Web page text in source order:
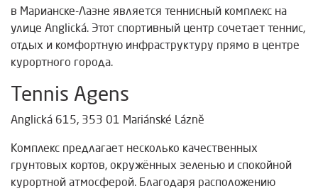
в Марианске-Лазне является теннисный комплекс на
улице Anglická. Этот спортивный центр сочетает теннис,
отдых и комфортную инфраструктуру прямо в центре
курортного города.
Tennis Agens
Anglická 615, 353 01 Mariánské Lázně
Комплекс предлагает несколько качественных
грунтовых кортов, окружённых зеленью и спокойной
курортной атмосферой. Благодаря расположению